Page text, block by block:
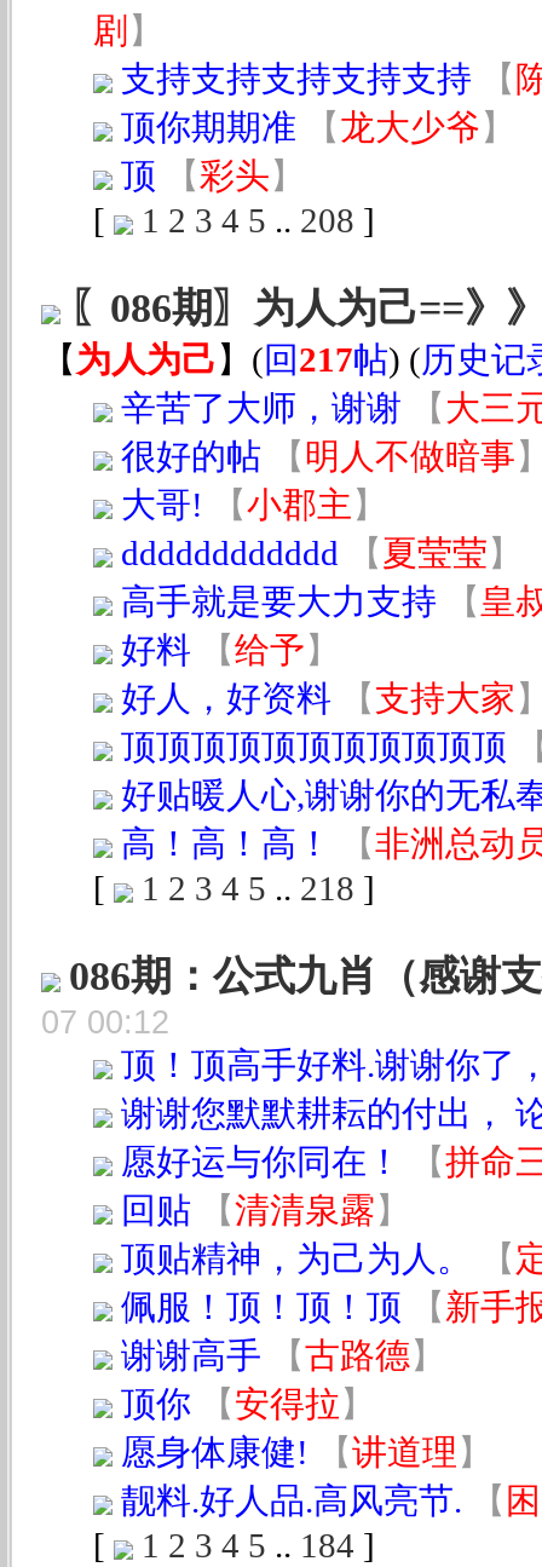
剧 】
支持支持支持支持支持
【
顶你期期准
【龙大少爷】
顶
【彩头】
[
1 2 3 4 5 .. 208 ]
〖086期〗为人为己==》
【 为人为己 】 (回217帖) (历史记
辛苦了大师，谢谢
【 大三
很好的帖
【明人不做暗事
大哥!
【小郡主 】
dddddddddddd
【夏莹莹】
高手就是要大力支持
【 皇
好料
【给予】
好人，好资料
【支持大家
顶顶顶顶顶顶顶顶顶顶顶
好贴暖人心,谢谢你的无私
高！高！高！
【非洲总动
[
1 2 3 4 5 .. 218 ]
086期：公式九肖（感谢
07 00:12
顶！顶高手好料.谢谢你了
谢谢您默默耕耘的付出，
愿好运与你同在！
【拼命
回贴
【清清泉露】
顶贴精神，为己为人。
【
佩服！顶！顶！顶
【 新手
谢谢高手
【古路德】
顶你
【安得拉】
愿身体康健!
【讲道理 】
靓料.好人品.高风亮节.
【
[
1 2 3 4 5 .. 184 ]